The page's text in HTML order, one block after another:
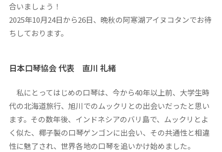
合いましょう！
2025年10月24日から26日、晩秋の阿寒湖アイヌコタンでお待
ちしております。
日本口琴協会 代表 直川 礼緒
私にとってはじめの口琴は、今から40年以上前、大学生時
代の北海道旅行、旭川でのムックリとの出会いだったと思い
ます。その数年後、インドネシアのバリ島で、ムックリとよ
く似た、椰子製の口琴ゲンゴンに出会い、その共通性と相違
性に魅了され、世界各地の口琴を追いかけ始めました。